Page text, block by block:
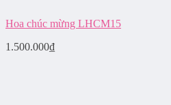
Hoa chúc mừng LHCM15
1.500.000₫